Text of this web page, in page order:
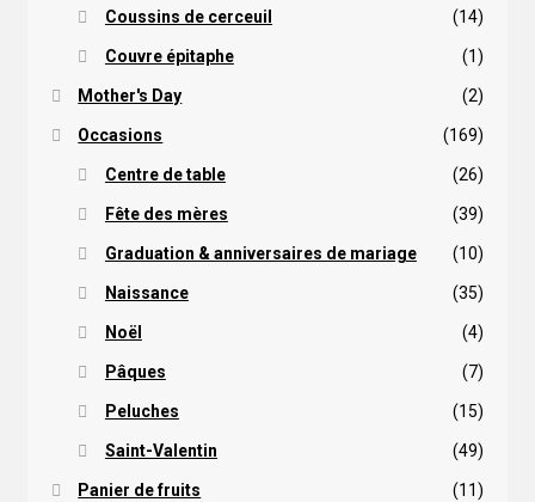
Coussins de cerceuil (14)
Couvre épitaphe (1)
Mother's Day (2)
Occasions (169)
Centre de table (26)
Fête des mères (39)
Graduation & anniversaires de mariage (10)
Naissance (35)
Noël (4)
Pâques (7)
Peluches (15)
Saint-Valentin (49)
Panier de fruits (11)